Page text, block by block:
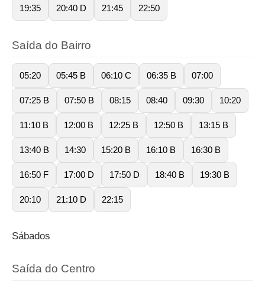
19:35 20:40 D 21:45 22:50
Saída do Bairro
05:20 05:45 B 06:10 C 06:35 B 07:00
07:25 B 07:50 B 08:15 08:40 09:30 10:20
11:10 B 12:00 B 12:25 B 12:50 B 13:15 B
13:40 B 14:30 15:20 B 16:10 B 16:30 B
16:50 F 17:00 D 17:50 D 18:40 B 19:30 B
20:10 21:10 D 22:15
Sábados
Saída do Centro